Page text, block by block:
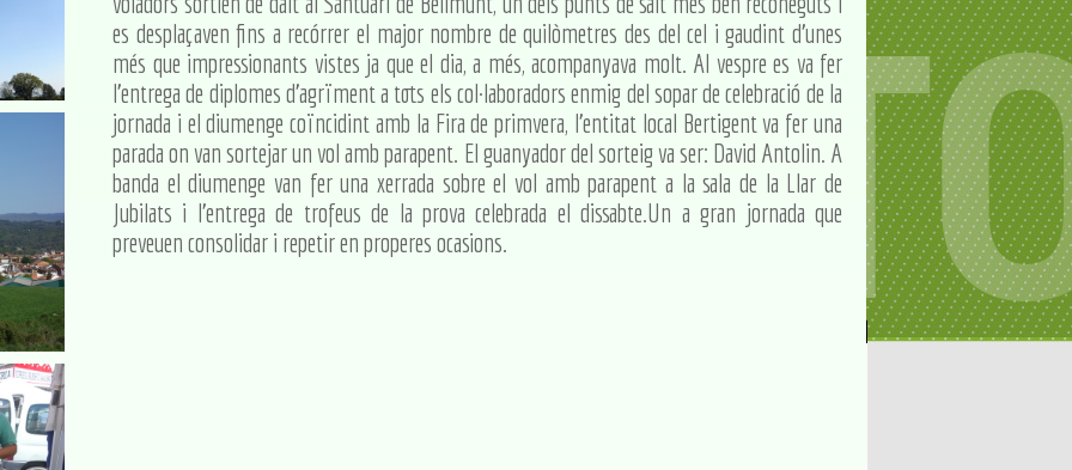
es desplaçaven fins a recórrer el major nombre de quilòmetres des del cel i gaudint d'unes
més que impressionants vistes ja que el dia, a més, acompanyava molt. Al vespre es va fer
l'entrega de diplomes d'agrïment a tots els col·laboradors enmig del sopar de celebració de la
jornada i el diumenge coïncidint amb la Fira de primvera, l'entitat local Bertigent va fer una
parada on van sortejar un vol amb parapent. El guanyador del sorteig va ser: David Antolin. A
banda el diumenge van fer una xerrada sobre el vol amb parapent a la sala de la Llar de
Jubilats i l'entrega de trofeus de la prova celebrada el dissabte.Un a gran jornada que
preveuen consolidar i repetir en properes ocasions.